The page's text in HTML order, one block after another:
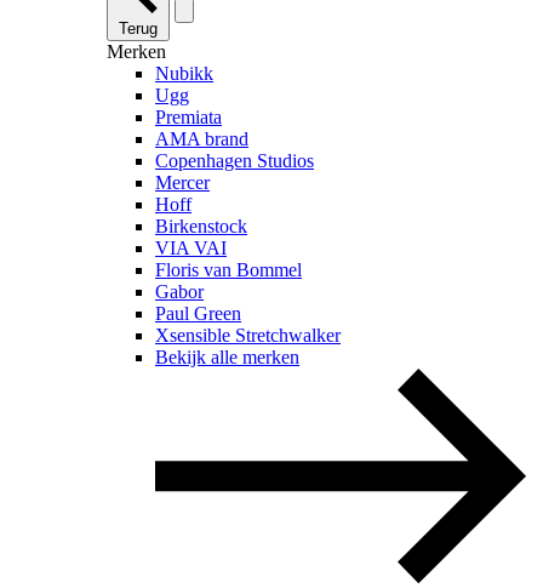
Terug
Merken
Nubikk
Ugg
Premiata
AMA brand
Copenhagen Studios
Mercer
Hoff
Birkenstock
VIA VAI
Floris van Bommel
Gabor
Paul Green
Xsensible Stretchwalker
Bekijk alle merken